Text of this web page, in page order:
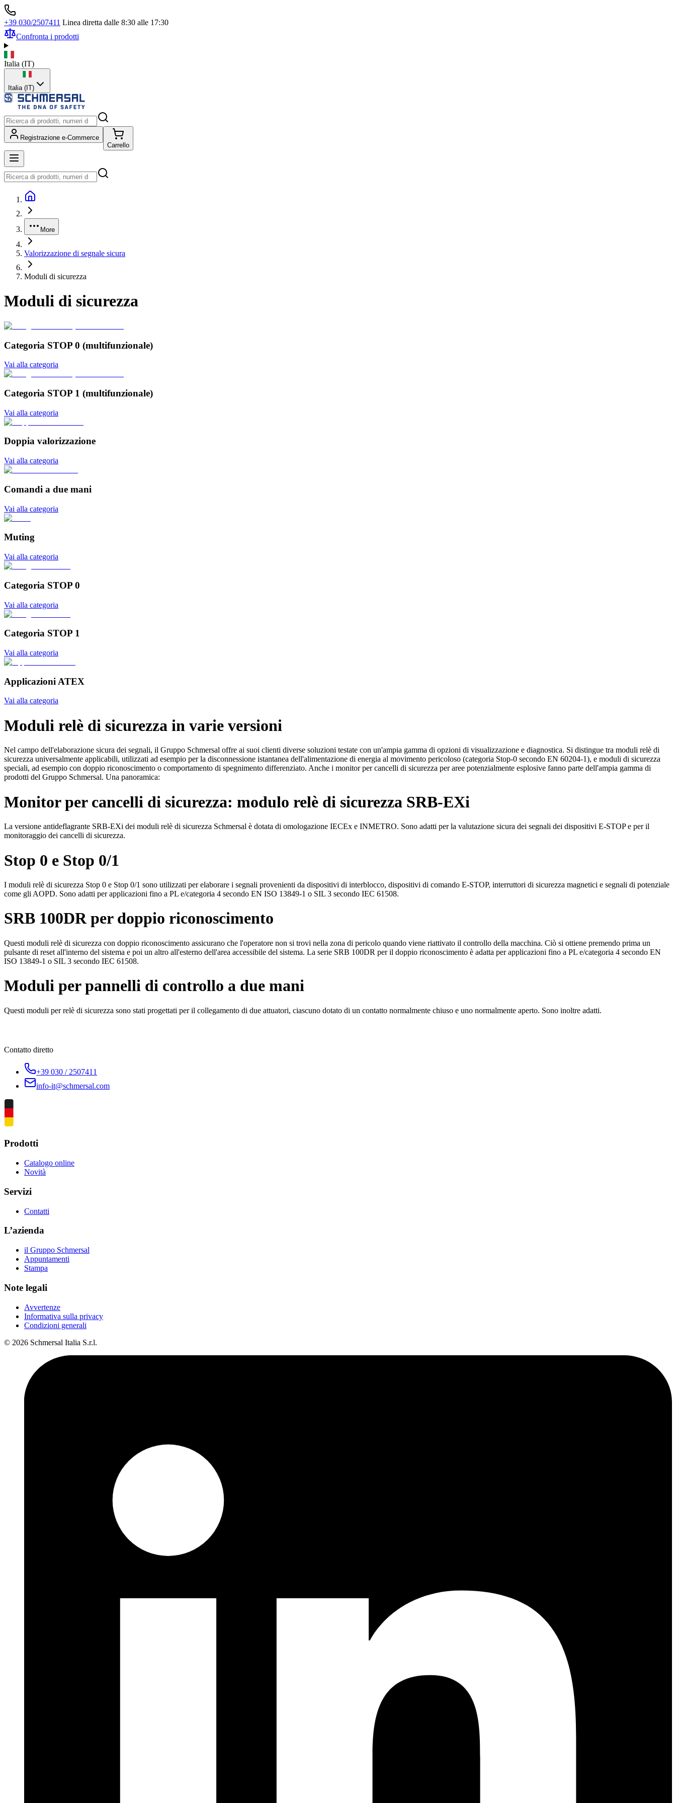
+39 030/2507411 Linea diretta dalle 8:30 alle 17:30
Confronta i prodotti
Italia (IT)
Italia (IT)
Registrazione e-Commerce
Carrello
More
Valorizzazione di segnale sicura
Moduli di sicurezza
Moduli di sicurezza
Categoria STOP 0 (multifunzionale)
Vai alla categoria
Categoria STOP 1 (multifunzionale)
Vai alla categoria
Doppia valorizzazione
Vai alla categoria
Comandi a due mani
Vai alla categoria
Muting
Vai alla categoria
Categoria STOP 0
Vai alla categoria
Categoria STOP 1
Vai alla categoria
Applicazioni ATEX
Vai alla categoria
Moduli relè di sicurezza in varie versioni
Nel campo dell'elaborazione sicura dei segnali, il Gruppo Schmersal offre ai suoi clienti diverse soluzioni testate con un'ampia gamma di opzioni di visualizzazione e diagnostica. Si distingue tra moduli relè di
sicurezza universalmente applicabili, utilizzati ad esempio per la disconnessione istantanea dell'alimentazione di energia al movimento pericoloso (categoria Stop-0 secondo EN 60204-1), e moduli di sicurezza
speciali, ad esempio con doppio riconoscimento o comportamento di spegnimento differenziato. Anche i monitor per cancelli di sicurezza per aree potenzialmente esplosive fanno parte dell'ampia gamma di
prodotti del Gruppo Schmersal. Una panoramica:
Monitor per cancelli di sicurezza: modulo relè di sicurezza SRB-EXi
La versione antideflagrante SRB-EXi dei moduli relè di sicurezza Schmersal è dotata di omologazione IECEx e INMETRO. Sono adatti per la valutazione sicura dei segnali dei dispositivi E-STOP e per il
monitoraggio dei cancelli di sicurezza.
Stop 0 e Stop 0/1
I moduli relè di sicurezza Stop 0 e Stop 0/1 sono utilizzati per elaborare i segnali provenienti da dispositivi di interblocco, dispositivi di comando E-STOP, interruttori di sicurezza magnetici e segnali di potenziale
come gli AOPD. Sono adatti per applicazioni fino a PL e/categoria 4 secondo EN ISO 13849-1 o SIL 3 secondo IEC 61508.
SRB 100DR per doppio riconoscimento
Questi moduli relè di sicurezza con doppio riconoscimento assicurano che l'operatore non si trovi nella zona di pericolo quando viene riattivato il controllo della macchina. Ciò si ottiene premendo prima un
pulsante di reset all'interno del sistema e poi un altro all'esterno dell'area accessibile del sistema. La serie SRB 100DR per il doppio riconoscimento è adatta per applicazioni fino a PL e/categoria 4 secondo EN
ISO 13849-1 o SIL 3 secondo IEC 61508.
Moduli per pannelli di controllo a due mani
Questi moduli per relè di sicurezza sono stati progettati per il collegamento di due attuatori, ciascuno dotato di un contatto normalmente chiuso e uno normalmente aperto. Sono inoltre adatti.
Contatto diretto
+39 030 / 2507411
info-it@schmersal.com
Prodotti
Catalogo online
Novità
Servizi
Contatti
L’azienda
il Gruppo Schmersal
Appuntamenti
Stampa
Note legali
Avvertenze
Informativa sulla privacy
Condizioni generali
© 2026 Schmersal Italia S.r.l.